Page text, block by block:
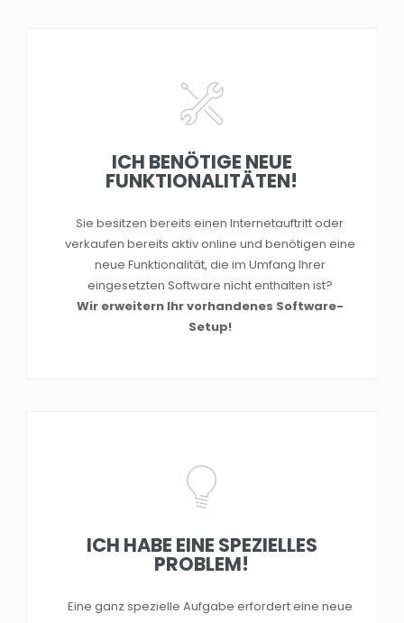
ICH BENÖTIGE NEUE
FUNKTIONALITÄTEN!
Sie besitzen bereits einen Internetauftritt oder
verkaufen bereits aktiv online und benötigen eine
neue Funktionalität, die im Umfang Ihrer
eingesetzten Software nicht enthalten ist?
Wir erweitern Ihr vorhandenes Software-
Setup!
ICH HABE EINE SPEZIELLES
PROBLEM!
Eine ganz spezielle Aufgabe erfordert eine neue